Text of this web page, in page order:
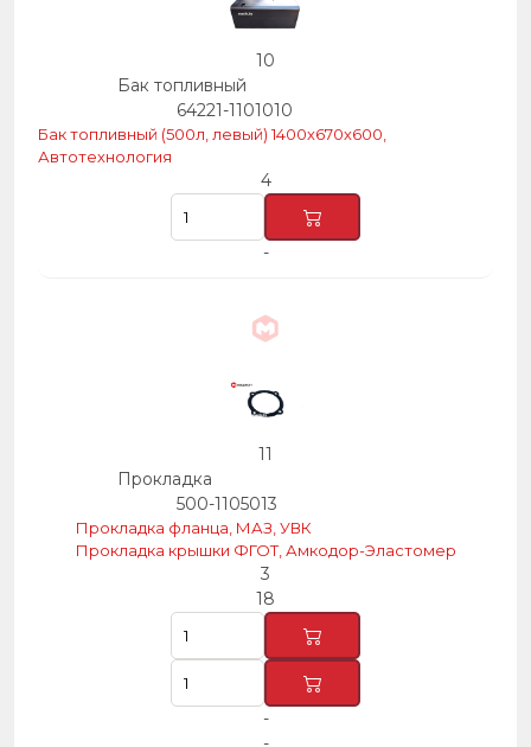
10
Бак топливный
64221-1101010
Бак топливный (500л, левый) 1400х670х600,
Автотехнология
4
-
11
Прокладка
500-1105013
Прокладка фланца, МАЗ, УВК
Прокладка крышки ФГОТ, Амкодор-Эластомер
3
18
-